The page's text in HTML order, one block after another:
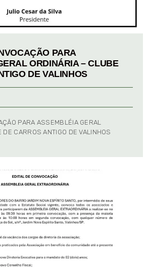
PARA
ORDINÁRIA – CLUBE
DE VALINHOS
PARA ASSEMBLÉIA GERAL
CARROS ANTIGO DE VALINHOS